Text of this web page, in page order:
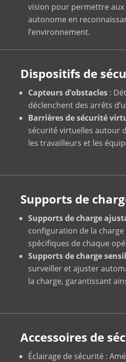
vision pour permettre aux
autonome en
l’environnement.
Dispositifs de
Capteurs d’obstacles:
déclenchent des arrêts
Barrières de sécurité
sécurité virtuelles autour
les travailleurs et les
Supports de
Supports de charge
configuration de la
spécifiques de chaque
Supports de charge
surveiller et ajuster
la charge, garantissant
Accessoires de
Éclairage de sécurité :